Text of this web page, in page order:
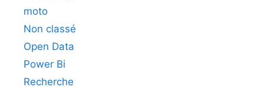
moto
Non classé
Open Data
Power Bi
Recherche